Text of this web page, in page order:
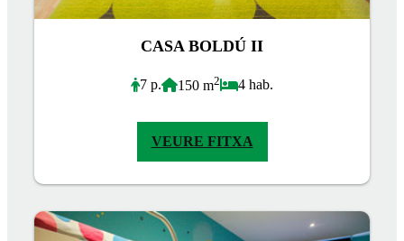
CASA BOLDÚ II
7 p. 150 m2 4 hab.
VEURE FITXA